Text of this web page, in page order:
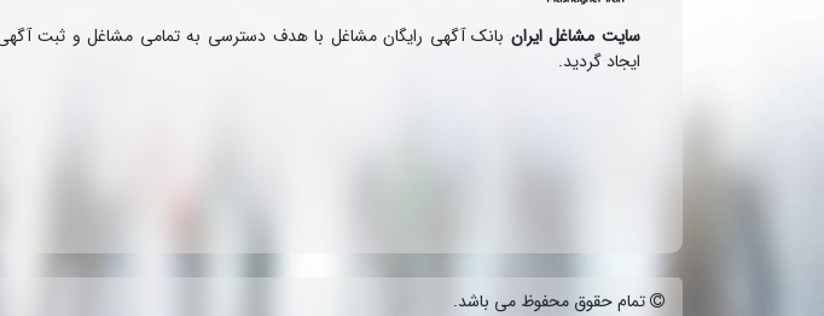
سایت مشاغل ایران بانک آگهی رایگان مشاغل با هدف دسترسی به تمامی مشاغل و ثبت
ایجاد گردید.
تمام حقوق محفوظ می باشد.